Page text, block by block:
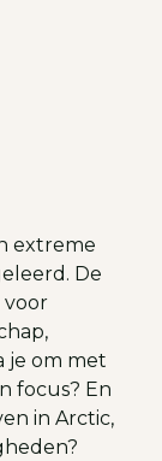
extreme
De
voor
je om met
focus? En
in Arctic,